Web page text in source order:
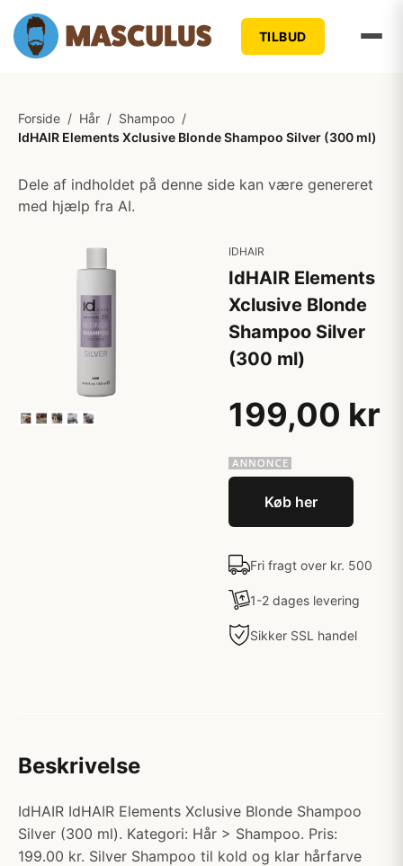
TILBUD
Forside / Hår / Shampoo /
IdHAIR Elements Xclusive Blonde Shampoo Silver (300 ml)
Dele af indholdet på denne side kan være genereret
med hjælp fra AI.
IDHAIR
IdHAIR Elements
Xclusive Blonde
Shampoo Silver
(300 ml)
199,00 kr
Køb her
Fri fragt over kr. 500
1-2 dages levering
Sikker SSL handel
Beskrivelse
IdHAIR IdHAIR Elements Xclusive Blonde Shampoo
Silver (300 ml). Kategori: Hår > Shampoo. Pris:
199.00 kr. Silver Shampoo til kold og klar hårfarve